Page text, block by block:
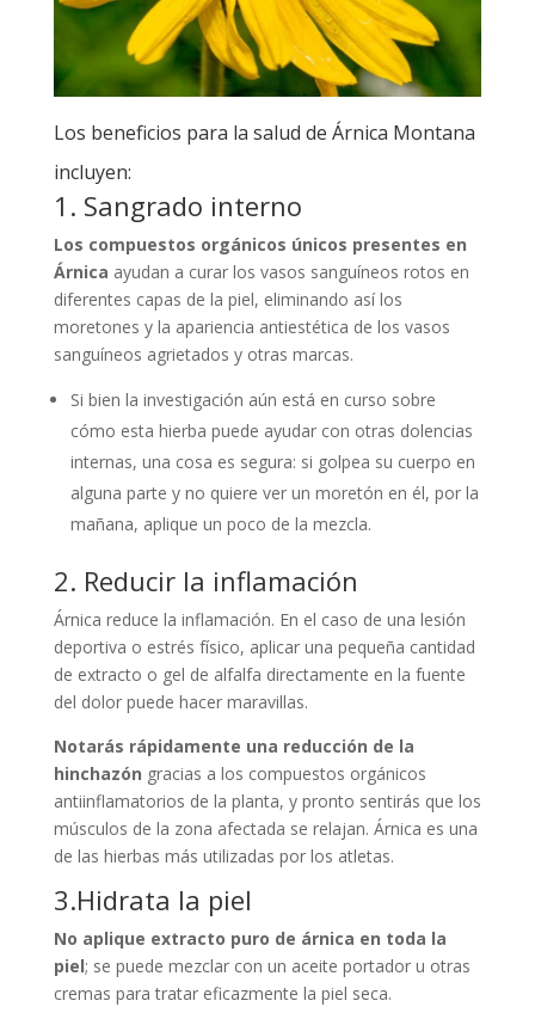
Los beneficios para la salud de Árnica Montana
incluyen:
1. Sangrado interno
Los compuestos orgánicos únicos presentes en
Árnica ayudan a curar los vasos sanguíneos rotos en
diferentes capas de la piel, eliminando así los
moretones y la apariencia antiestética de los vasos
sanguíneos agrietados y otras marcas.
Si bien la investigación aún está en curso sobre
cómo esta hierba puede ayudar con otras dolencias
internas, una cosa es segura: si golpea su cuerpo en
alguna parte y no quiere ver un moretón en él, por la
mañana, aplique un poco de la mezcla.
2. Reducir la inflamación
Árnica reduce la inflamación. En el caso de una lesión
deportiva o estrés físico, aplicar una pequeña cantidad
de extracto o gel de alfalfa directamente en la fuente
del dolor puede hacer maravillas.
Notarás rápidamente una reducción de la
hinchazón gracias a los compuestos orgánicos
antiinflamatorios de la planta, y pronto sentirás que los
músculos de la zona afectada se relajan. Árnica es una
de las hierbas más utilizadas por los atletas.
3.Hidrata la piel
No aplique extracto puro de árnica en toda la
piel; se puede mezclar con un aceite portador u otras
cremas para tratar eficazmente la piel seca.